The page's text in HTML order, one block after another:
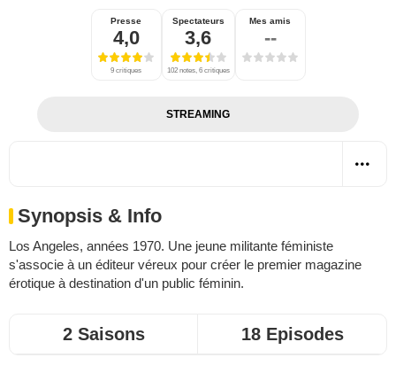
Presse
4,0
9 critiques
Spectateurs
3,6
102 notes, 6 critiques
Mes amis
--
STREAMING
Synopsis & Info
Los Angeles, années 1970. Une jeune militante féministe
s'associe à un éditeur véreux pour créer le premier magazine
érotique à destination d'un public féminin.
2 Saisons 18 Episodes